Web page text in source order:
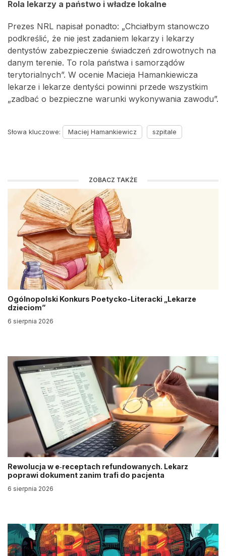
Rola lekarzy a państwo i władze lokalne
Prezes NRL napisał ponadto: „Chciałbym stanowczo
podkreślić, że nie jest zadaniem lekarzy i lekarzy
dentystów zabezpieczenie świadczeń zdrowotnych na
danym terenie. To rola państwa i samorządów
terytorialnych”. W ocenie Macieja Hamankiewicza
lekarze i lekarze dentyści powinni przede wszystkim
„zadbać o bezpieczne warunki wykonywania zawodu”.
Słowa kluczowe: Maciej Hamankiewicz szpitale
ZOBACZ TAKŻE
Ogólnopolski Konkurs Poetycko-Literacki „Lekarze
dzieciom”
6 sierpnia 2026
Rewolucja w e‑receptach refundowanych. Lekarz
poprawi dokument zanim trafi do pacjenta
6 sierpnia 2026